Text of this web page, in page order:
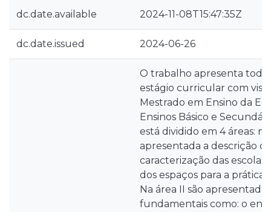
dc.date.available 2024-11-08T15:47:35Z
dc.date.issued 2024-06-26
O trabalho apresenta toda
estágio curricular com
Mestrado em Ensino da
Ensinos Básico e
está dividido em 4 áreas:
apresentada a descrição
caracterização das escolas
dos espaços para a prática
Na área II são
fundamentais como: o